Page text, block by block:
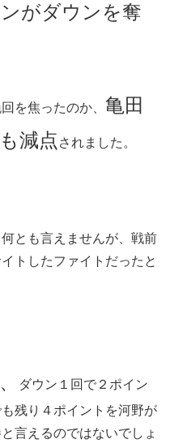
がダウンを奪
を焦ったのか、 亀田
減点 されました。
とも言えませんが、戦前
トしたファイトだったと
ダウン１回で２ポイン
残り４ポイントを河野が
言えるのではないでしょ